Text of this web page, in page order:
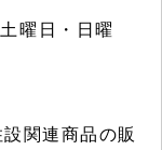
曜日・日曜
関連商品の販